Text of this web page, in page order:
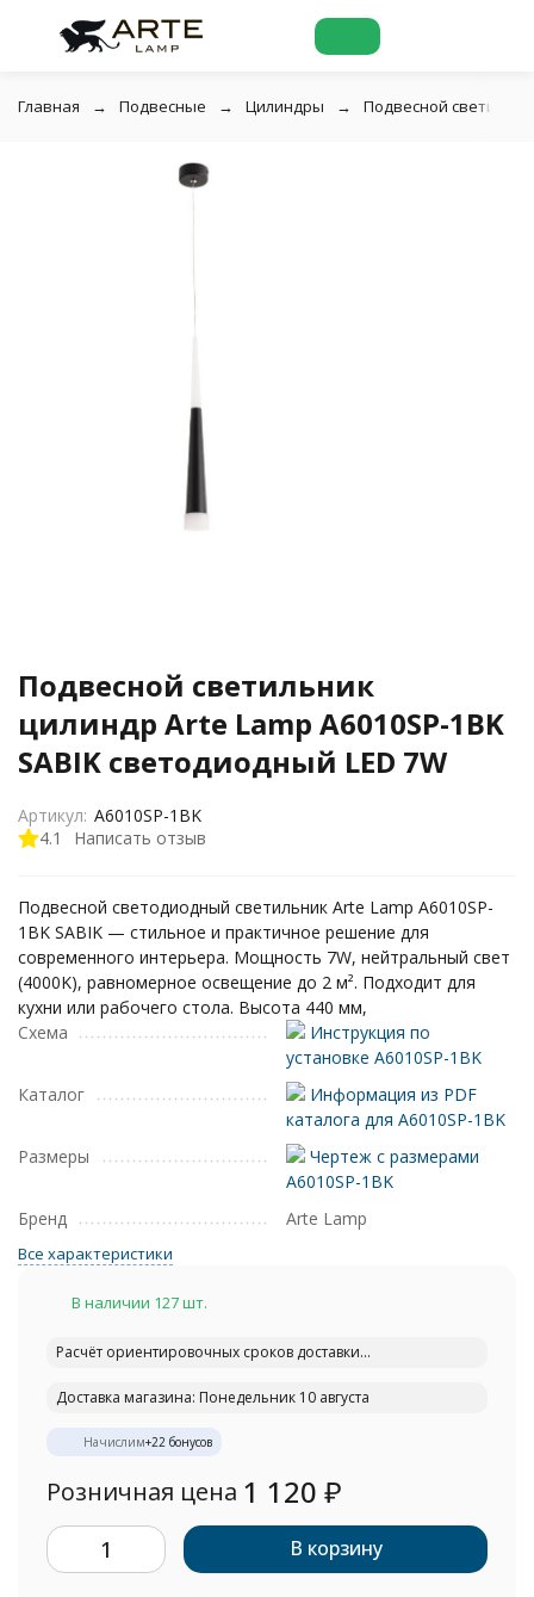
Главная Подвесные Цилиндры Подвесной
Подвесной светильник
цилиндр Arte Lamp A6010SP-1BK
SABIK светодиодный LED 7W
4.1 Написать отзыв
Артикул: A6010SP-1BK
Подвесной светодиодный светильник Arte Lamp A6010SP-
1BK SABIK — стильное и практичное решение для
современного интерьера. Мощность 7W, нейтральный свет
(4000K), равномерное освещение до 2 м². Подходит для
кухни или рабочего стола. Высота 440 мм,
Схема
Инструкция по
установке A6010SP-1BK
Каталог
Информация из PDF
каталога для A6010SP-1BK
Размеры
Чертеж с размерами
A6010SP-1BK
Бренд
Arte Lamp
Все характеристики
В наличии 127 шт.
Расчёт ориентировочных сроков доставки...
Доставка магазина: Понедельник 10 августа
Начислим+22 бонусов
Розничная цена 1 120 ₽
В корзину